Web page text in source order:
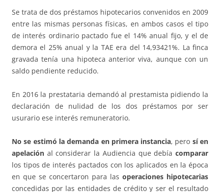
Se trata de dos préstamos hipotecarios convenidos en 2009
entre las mismas personas físicas, en ambos casos el tipo
de interés ordinario pactado fue el 14% anual fijo, y el de
demora el 25% anual y la TAE era del 14,93421%. La finca
gravada tenía una hipoteca anterior viva, aunque con un
saldo pendiente reducido.
En 2016 la prestataria demandó al prestamista pidiendo la
declaración de nulidad de los dos préstamos por ser
usurario ese interés remuneratorio.
No se estimó la demanda en primera instancia, pero sí en
apelación al considerar la Audiencia que debía comparar
los tipos de interés pactados con los aplicados en la época
en que se concertaron para las operaciones hipotecarias
concedidas por las entidades de crédito y ser el resultado